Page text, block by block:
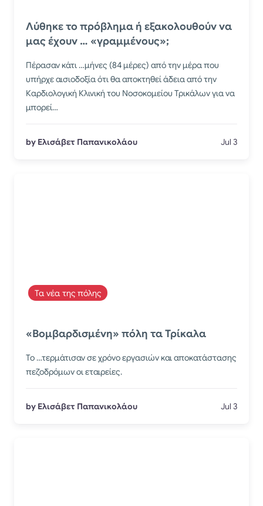
Λύθηκε το πρόβλημα ή εξακολουθούν να
μας έχουν … «γραμμένους»;
Πέρασαν κάτι …μήνες (84 μέρες) από την μέρα που
υπήρχε αισιοδοξία ότι θα αποκτηθεί άδεια από την
Καρδιολογική Κλινική του Νοσοκομείου Τρικάλων για να
μπορεί…
by Ελισάβετ Παπανικολάου Jul 3
Τα νέα της πόλης
«Βομβαρδισμένη» πόλη τα Τρίκαλα
Το …τερμάτισαν σε χρόνο εργασιών και αποκατάστασης
πεζοδρόμων οι εταιρείες.
by Ελισάβετ Παπανικολάου Jul 3